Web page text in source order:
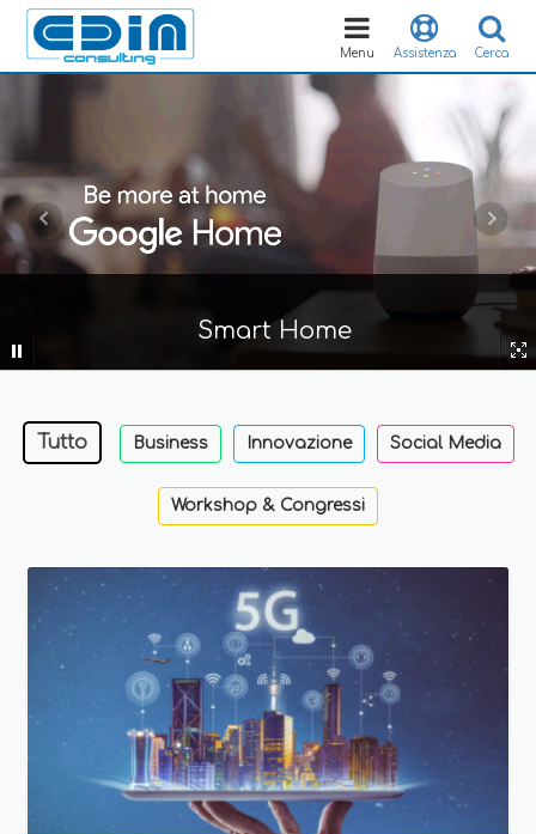
Cerca
Assistenza
Toggle
navigation
Menu
Smart Home
Tutto Business Innovazione Social Media
Workshop & Congressi